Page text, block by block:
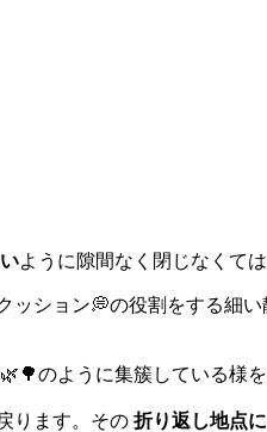
ように隙間なく閉じなくて
ション💭の役割をする細い
のように集簇している様
ります。その 折り返し地点